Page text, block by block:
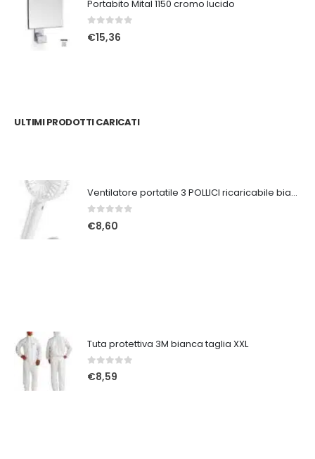
Portabito Mital 1150 cromo lucido
Su 5
€15,36
ULTIMI PRODOTTI CARICATI
Ventilatore portatile 3 POLLICI ricaricabile bianco
Su 5
€8,60
Tuta protettiva 3M bianca taglia XXL
0Su 5
€8,59